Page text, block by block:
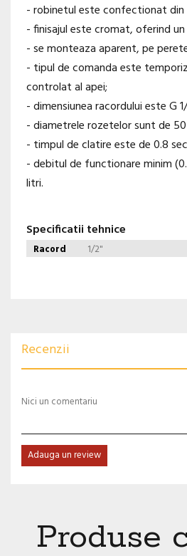
- robinetul este confectionat din
- finisajul este cromat, oferind
- se monteaza aparent, pe
- tipul de comanda este
controlat al apei;
- dimensiunea racordului este G
- diametrele rozetelor sunt de
- timpul de clatire este de 0.8
- debitul de functionare minim
litri.
Specificatii tehnice
Racord 1/2"
Recenzii
Nici un comentariu
Adauga un review
Produse